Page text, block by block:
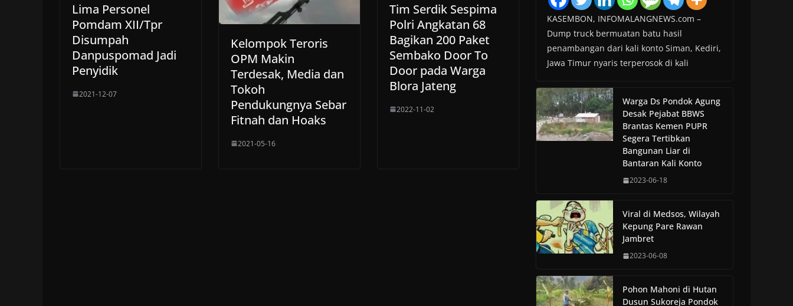
Lima Personel
Pomdam XII/Tpr
Disumpah
Danpuspomad Jadi
Penyidik
2021-12-07
Kelompok Teroris
OPM Makin
Terdesak, Media dan
Tokoh
Pendukungnya Sebar
Fitnah dan Hoaks
2021-05-16
Tim Serdik Sespima
Polri Angkatan 68
Bagikan 200 Paket
Sembako Door To
Door pada Warga
Blora Jateng
2022-11-02
KASEMBON, INFOMALANGNEWS.com –
Dump truck bermuatan batu hasil
penambangan dari kali konto Siman, Kediri,
Jawa Timur nyaris terperosok di kali
Warga Ds Pondok Agung
Desak Pejabat BBWS
Brantas Kemen PUPR
Segera Tertibkan
Bangunan Liar di
Bantaran Kali Konto
2023-06-18
Viral di Medsos, Wilayah
Kepung Pare Rawan
Jambret
2023-06-08
Pohon Mahoni di Hutan
Dusun Sukoreja Pondok